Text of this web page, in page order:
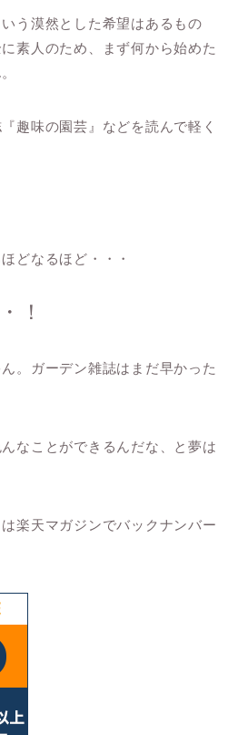
いう漠然とした希望はあるもの
素人のため、まず何から始めた
趣味の園芸』などを読んで軽く
どなるほど・・・
！
。ガーデン雑誌はまだ早かった
なことができるんだな、と夢は
楽天マガジンでバックナンバー